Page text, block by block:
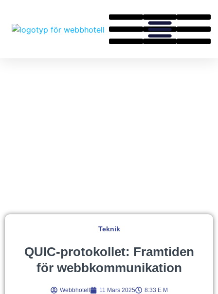
Teknik
QUIC-protokollet: Framtiden
för webbkommunikation
Webbhotell 11 Mars 2025 8:33 E M